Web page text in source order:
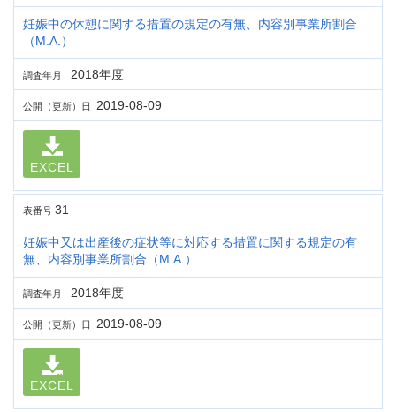
妊娠中の休憩に関する措置の規定の有無、内容別事業所割合
（M.A.）
調査年月 2018年度
公開（更新）日 2019-08-09
EXCEL
表番号 31
妊娠中又は出産後の症状等に対応する措置に関する規定の有
無、内容別事業所割合（M.A.）
調査年月 2018年度
公開（更新）日 2019-08-09
EXCEL